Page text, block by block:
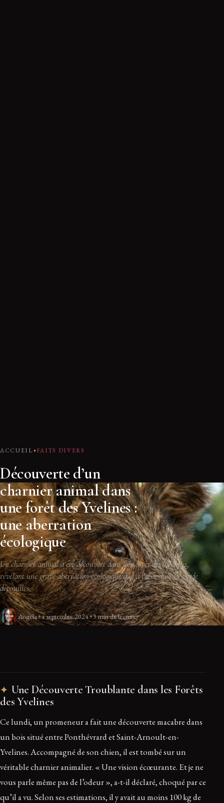
ACCUEIL FAITS DIVERS
Découverte d’un
charnier animal dans
une forêt des Yvelines :
une aberration
écologique
Un charnier animal a été découvert dans une forêt des Yvelines,
révélant une grave aberration écologique due à l'abandon illégal de
dépouilles.
Angela 4 septembre 2024 3 min de lecture
Une Découverte Troublante dans les Forêts
des Yvelines
Ce lundi, un promeneur a fait une découverte macabre dans
un bois situé entre Ponthévrard et Saint-Arnoult-en-
Yvelines. Accompagné de son chien, il est tombé sur un
véritable charnier animalier. « Une vision écœurante. Et je ne
vous parle même pas de l’odeur », a-t-il déclaré, choqué par ce
qu’il a vu. Selon ses estimations, il y avait au moins 100 kg de